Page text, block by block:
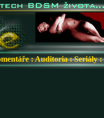
:Auditoria:Seriály: